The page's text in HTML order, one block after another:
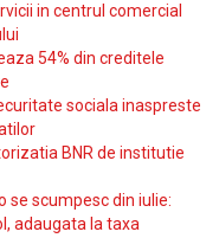
in centrul comercial
54% din creditele
sociala inaspreste
BNR de institutie
se scumpesc din iulie:
adaugata la taxa